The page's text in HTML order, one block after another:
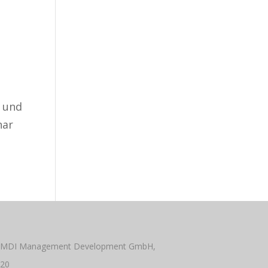
Management Development GmbH,